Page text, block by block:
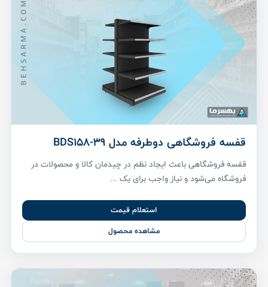
قفسه فروشگاهی دوطرفه مدل BDS158-39
قفسه فروشگاهی باعث ایجاد نظم در چیدمان کالا و محصولات در
فروشگاه می‌شود و نیاز واجب برای یک ...
استعلام قیمت
مشاهده محصول